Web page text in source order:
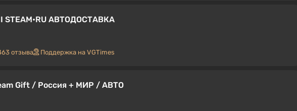
STEAM•RU АВТОДОСТАВКА
отзыва Поддержка на VGTimes
Gift / Россия + МИР / АВТО